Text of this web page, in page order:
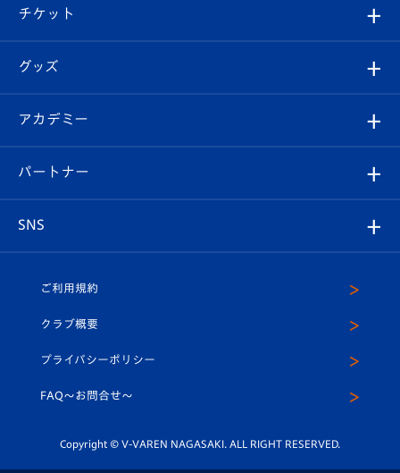
チケット
イベント
メディア
ホームタウン
エンブレム紹介
スタッフプロフィール
マスコット紹介
平和祈念活動
ホームタウン活動
はじめての観戦ガイド
Revive Team
ヴィヴィくんの長崎おもてなしガイド
試合日程/結果
フォトギャラリー
スタジアムグルメ
チケット
チケット
V-LOVERS（ファンクラブ）
プレイヤーズスイート
グッズ
オンラインショップ
店舗情報
アカデミー
育成からのお知らせ
U-18
スクール
パートナー
SNS
ヴィヴィくんインスタグラム
公式LINE＠
ご利用規約
クラブ概要
プライバシーポリシー
FAQ〜お問合せ〜
Copyright © V-VAREN NAGASAKI. ALL RIGHT RESERVED.